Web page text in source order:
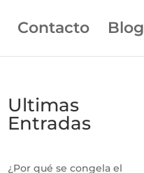
Contacto Blog
Ultimas
Entradas
¿Por qué se congela el